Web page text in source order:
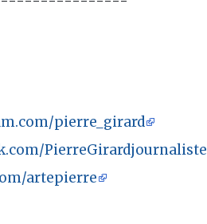
pierre_girard
PierreGirardjournaliste
artepierre